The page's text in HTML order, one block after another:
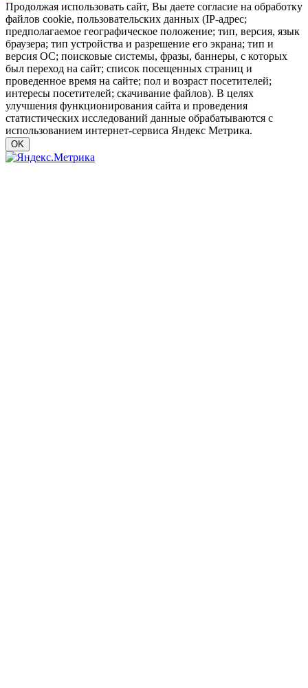
Продолжая использовать сайт, Вы даете согласие на обработку
файлов cookie, пользовательских данных (IP-адрес;
предполагаемое географическое положение; тип, версия, язык
браузера; тип устройства и разрешение его экрана; тип и
версия ОС; поисковые системы, фразы, баннеры, с которых
был переход на сайт; список посещенных страниц и
проведенное время на сайте; пол и возраст посетителей;
интересы посетителей; скачивание файлов). В целях
улучшения функционирования сайта и проведения
статистических исследований данные обрабатываются с
использованием интернет-сервиса Яндекс Метрика.
OK